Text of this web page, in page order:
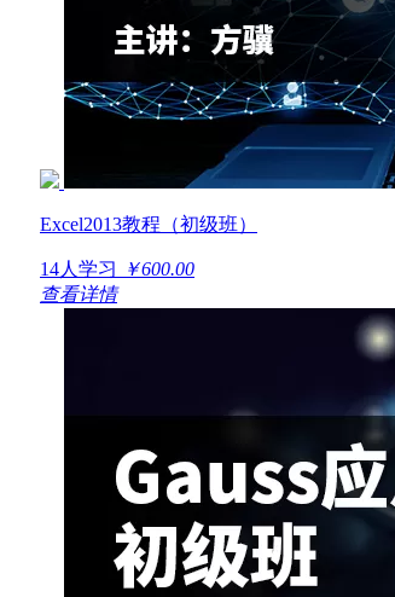
Excel2013教程（初级班）
14人学习
￥600.00
查看详情